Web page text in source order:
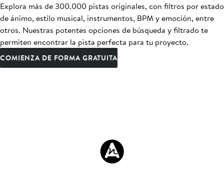
Explora más de 300.000 pistas originales, con filtros por estado
de ánimo, estilo musical, instrumentos, BPM y emoción, entre
otros. Nuestras potentes opciones de búsqueda y filtrado te
permiten encontrar la pista perfecta para tu proyecto.
COMIENZA DE FORMA GRATUITA